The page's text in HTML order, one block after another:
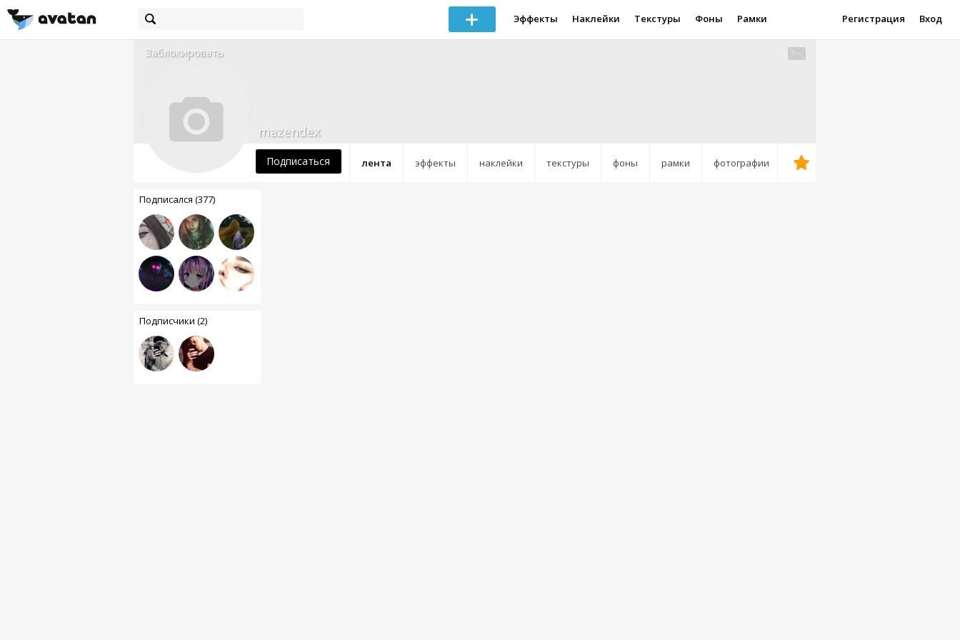
Эффекты Наклейки Текстуры Фоны Рамки Регистрация Вход
Заблокировать
лента эффекты наклейки текстуры фоны рамки фотографии
mazendex
Подписаться
Подписался (377)
Подписчики (2)